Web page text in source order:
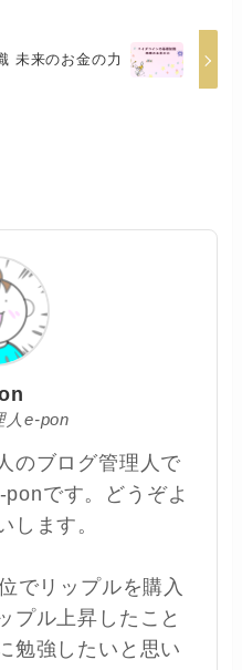
未来のお金の力
人e-pon
のブログ管理人で
です。どうぞよ
します。
でリップルを購入
プル上昇したこと
勉強したいと思い